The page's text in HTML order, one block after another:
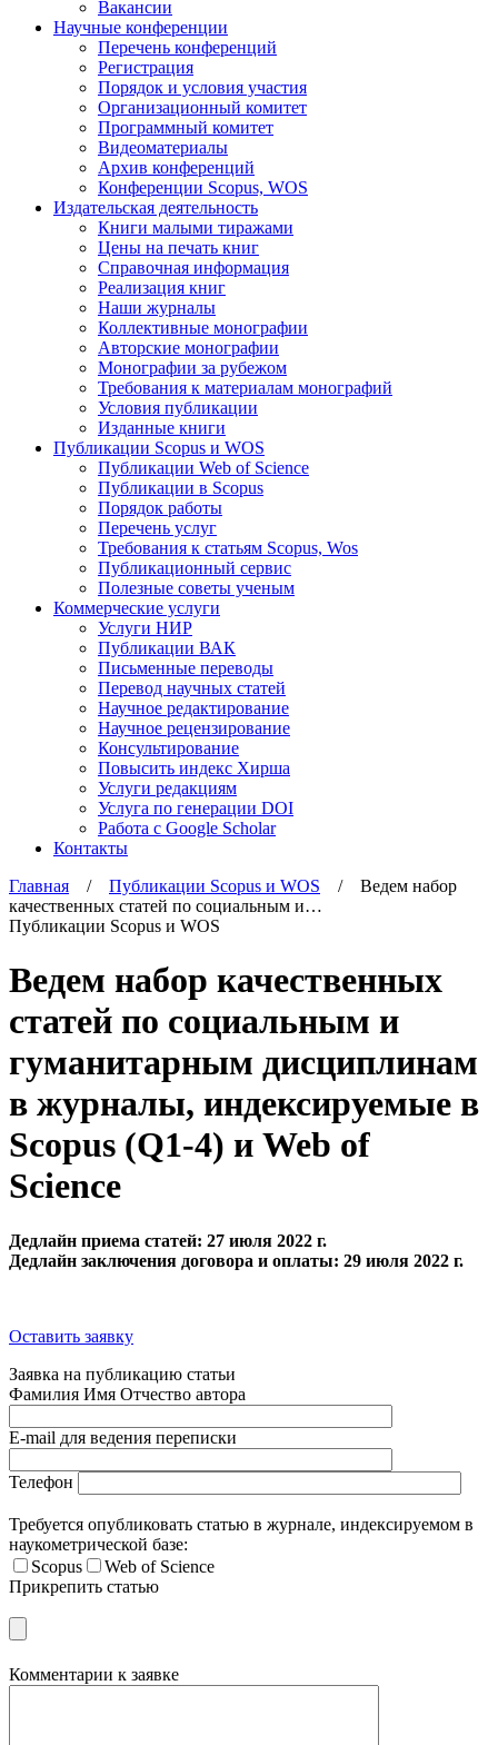
Вакансии
Научные конференции
Перечень конференций
Регистрация
Порядок и условия участия
Организационный комитет
Программный комитет
Видеоматериалы
Архив конференций
Конференции Scopus, WOS
Издательская деятельность
Книги малыми тиражами
Цены на печать книг
Справочная информация
Реализация книг
Наши журналы
Коллективные монографии
Авторские монографии
Монографии за рубежом
Требования к материалам монографий
Условия публикации
Изданные книги
Публикации Scopus и WOS
Публикации Web of Science
Публикации в Scopus
Порядок работы
Перечень услуг
Требования к статьям Scopus, Wos
Публикационный сервис
Полезные советы ученым
Коммерческие услуги
Услуги НИР
Публикации ВАК
Письменные переводы
Перевод научных статей
Научное редактирование
Научное рецензирование
Консультирование
Повысить индекс Хирша
Услуги редакциям
Услуга по генерации DOI
Работа с Google Scholar
Контакты
Главная / Публикации Scopus и WOS / Ведем набор
качественных статей по социальным и…
Публикации Scopus и WOS
Ведем набор качественных
статей по социальным и
гуманитарным дисциплинам
в журналы, индексируемые в
Scopus (Q1-4) и Web of
Science
Дедлайн приема статей: 27 июля 2022 г.
Дедлайн заключения договора и оплаты: 29 июля 2022 г.
Оставить заявку
Заявка на публикацию статьи
Фамилия Имя Отчество автора
E-mail для ведения переписки
Телефон
Требуется опубликовать статью в журнале, индексируемом в
наукометрической базе:
Scopus
Web of Science
Прикрепить статью
Комментарии к заявке